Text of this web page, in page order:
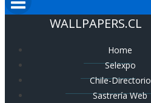
WALLPAPERS.CL
Home
Selexpo
Chile-Directorio
Sastrería Web